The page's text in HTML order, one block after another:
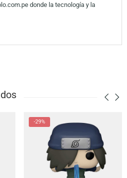
donde la tecnología y la
-29%